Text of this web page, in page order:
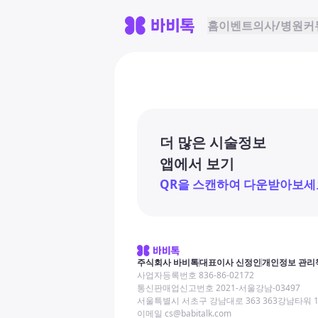
홈이벤트의사/병원커
더 많은 시술정보
앱에서 보기
QR을 스캔하여 다운받아보세
주식회사 바비톡대표이사 신정인개인정보 관리
사업자등록번호 836-86-02172
통신판매업신고번호 2021-서울강남-03497
서울특별시 서초구 강남대로 363 363강남타워
이메일 cs@babitalk.com